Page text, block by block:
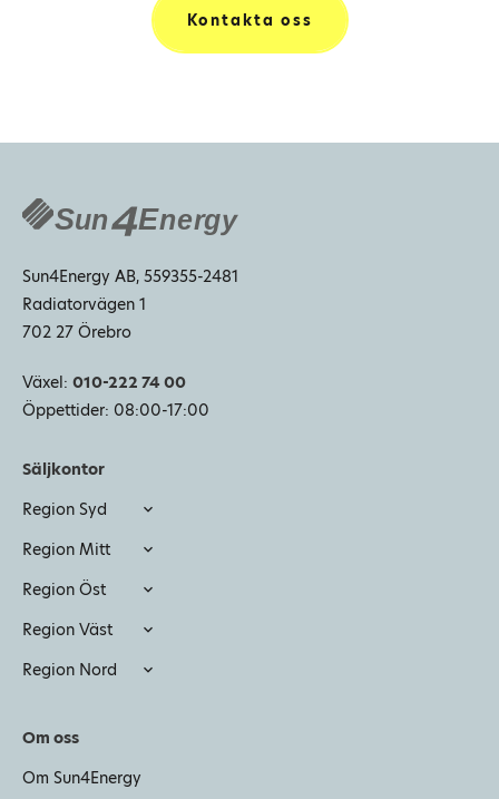
Kontakta oss
Sun4Energy AB, 559355-2481
Radiatorvägen 1
702 27 Örebro
Växel: 010-222 74 00
Öppettider: 08:00-17:00
Säljkontor
Region Syd
expand_more
Region Mitt expand_more
Region Öst expand_more
Region Väst expand_more
Region Nord expand_more
Om oss
Om Sun4Energy